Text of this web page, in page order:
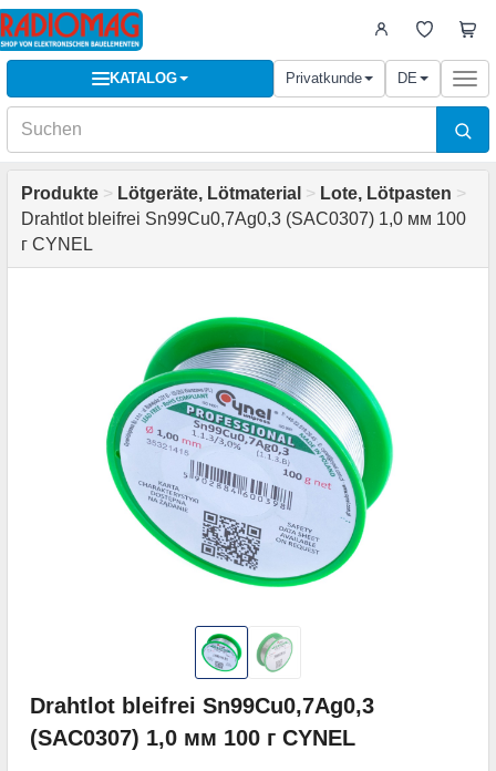
KATALOG Privatkunde DE
Produkte > Lötgeräte, Lötmaterial > Lote, Lötpasten >
Drahtlot bleifrei Sn99Cu0,7Ag0,3 (SAC0307) 1,0 мм 100
г CYNEL
Drahtlot bleifrei Sn99Cu0,7Ag0,3
(SAC0307) 1,0 мм 100 г CYNEL